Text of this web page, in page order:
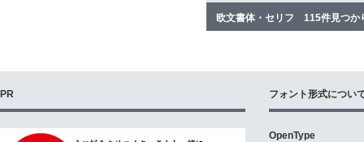
欧文書体・セリフ 115件見つか
PR フォント形式につい
OpenType